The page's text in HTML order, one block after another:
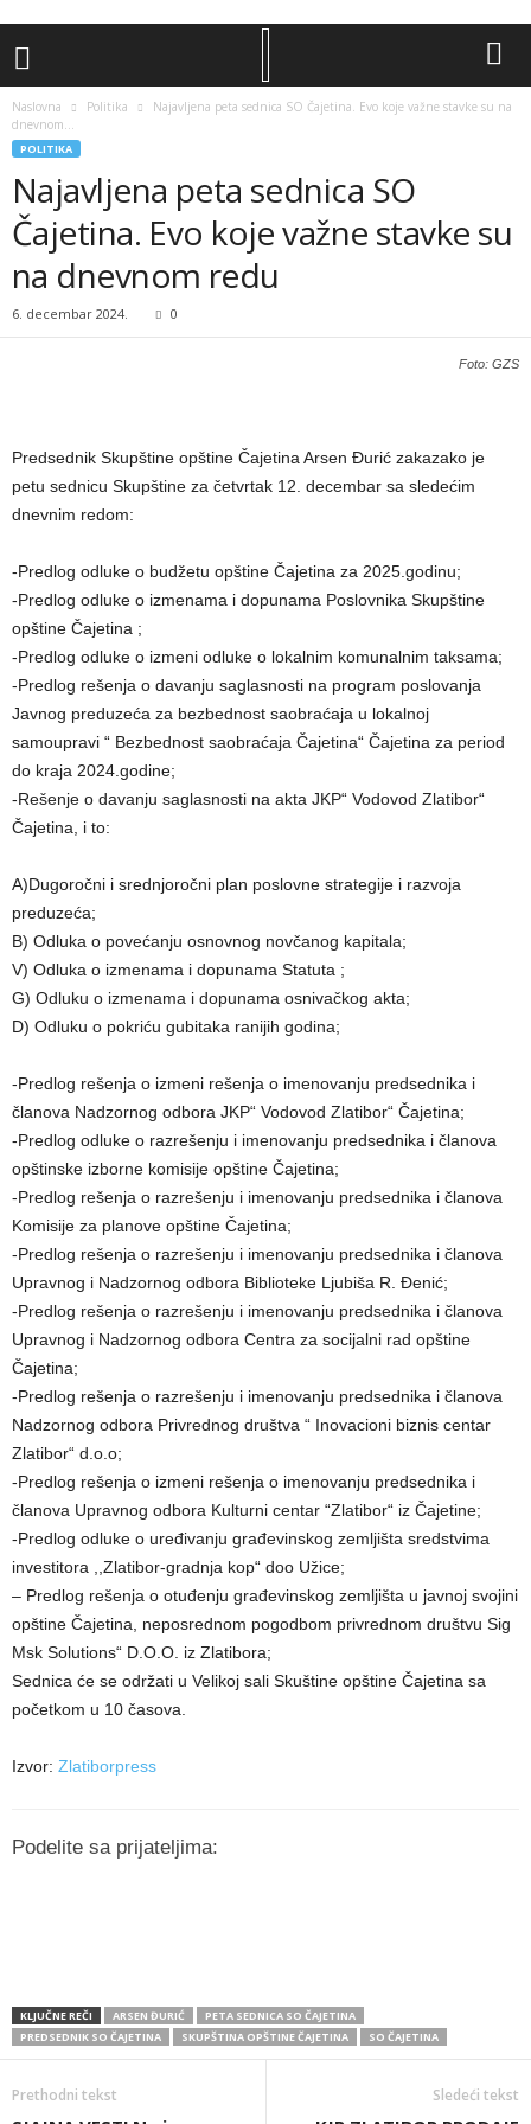
Naslovna Politika
Najavljena peta sednica SO Čajetina. Evo koje važne stavke su na
dnevnom...
POLITIKA
Najavljena peta sednica SO
Čajetina. Evo koje važne stavke su
na dnevnom redu
6. decembar 2024. 0
Foto: GZS
Predsednik Skupštine opštine Čajetina Arsen Đurić zakazako je
petu sednicu Skupštine za četvrtak 12. decembar sa sledećim
dnevnim redom:
-Predlog odluke o budžetu opštine Čajetina za 2025.godinu;
-Predlog odluke o izmenama i dopunama Poslovnika Skupštine
opštine Čajetina ;
-Predlog odluke o izmeni odluke o lokalnim komunalnim taksama;
-Predlog rešenja o davanju saglasnosti na program poslovanja
Javnog preduzeća za bezbednost saobraćaja u lokalnoj
samoupravi “ Bezbednost saobraćaja Čajetina“ Čajetina za period
do kraja 2024.godine;
-Rešenje o davanju saglasnosti na akta JKP“ Vodovod Zlatibor“
Čajetina, i to:
A)Dugoročni i srednjoročni plan poslovne strategije i razvoja
preduzeća;
B) Odluka o povećanju osnovnog novčanog kapitala;
V) Odluka o izmenama i dopunama Statuta ;
G) Odluku o izmenama i dopunama osnivačkog akta;
D) Odluku o pokriću gubitaka ranijih godina;
-Predlog rešenja o izmeni rešenja o imenovanju predsednika i
članova Nadzornog odbora JKP“ Vodovod Zlatibor“ Čajetina;
-Predlog odluke o razrešenju i imenovanju predsednika i članova
opštinske izborne komisije opštine Čajetina;
-Predlog rešenja o razrešenju i imenovanju predsednika i članova
Komisije za planove opštine Čajetina;
-Predlog rešenja o razrešenju i imenovanju predsednika i članova
Upravnog i Nadzornog odbora Biblioteke Ljubiša R. Đenić;
-Predlog rešenja o razrešenju i imenovanju predsednika i članova
Upravnog i Nadzornog odbora Centra za socijalni rad opštine
Čajetina;
-Predlog rešenja o razrešenju i imenovanju predsednika i članova
Nadzornog odbora Privrednog društva “ Inovacioni biznis centar
Zlatibor“ d.o.o;
-Predlog rešenja o izmeni rešenja o imenovanju predsednika i
članova Upravnog odbora Kulturni centar “Zlatibor“ iz Čajetine;
-Predlog odluke o uređivanju građevinskog zemljišta sredstvima
investitora ,,Zlatibor-gradnja kop“ doo Užice;
– Predlog rešenja o otuđenju građevinskog zemljišta u javnoj svojini
opštine Čajetina, neposrednom pogodbom privrednom društvu Sig
Msk Solutions“ D.O.O. iz Zlatibora;
Sednica će se održati u Velikoj sali Skuštine opštine Čajetina sa
početkom u 10 časova.
Izvor: Zlatiborpress
Podelite sa prijateljima:
KLJUČNE REČI ARSEN ĐURIĆ
PETA SEDNICA SO ČAJETINA
PREDSEDNIK SO ČAJETINA
SKUPŠTINA OPŠTINE ČAJETINA SO ČAJETINA
Prethodni tekst Sledeći tekst